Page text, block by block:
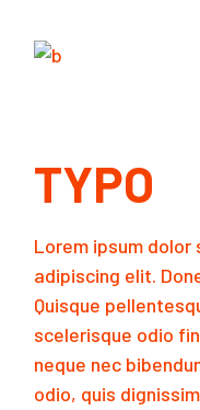
TYPO
Lorem ipsum
adipiscing elit.
Quisque
scelerisque odio
neque nec
odio, quis